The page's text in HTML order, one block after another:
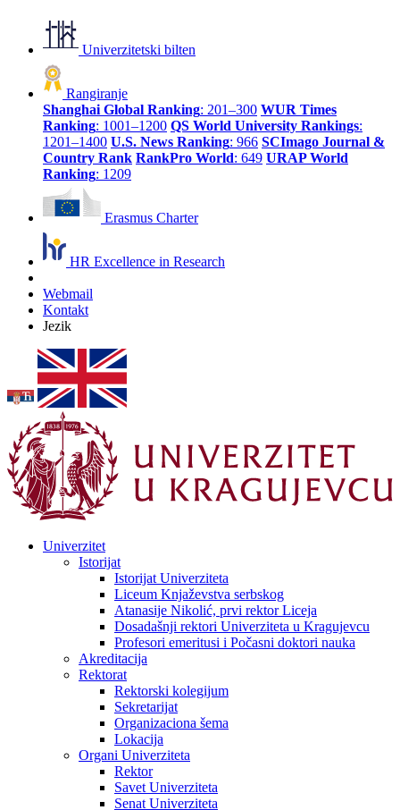
Univerzitetski bilten
Rangiranje
Shanghai Global Ranking: 201–300 WUR Times
Ranking: 1001–1200 QS World University Rankings:
1201–1400 U.S. News Ranking: 966 SCImago Journal &
Country Rank RankPro World: 649 URAP World
Ranking: 1209
Erasmus Charter
HR Excellence in Research
Webmail
Kontakt
Jezik
Univerzitet
Istorijat
Istorijat Univerziteta
Liceum Knjaževstva serbskog
Atanasije Nikolić, prvi rektor Liceja
Dosadašnji rektori Univerziteta u Kragujevcu
Profesori emeritusi i Počasni doktori nauka
Akreditacija
Rektorat
Rektorski kolegijum
Sekretarijat
Organizaciona šema
Lokacija
Organi Univerziteta
Rektor
Savet Univerziteta
Senat Univerziteta